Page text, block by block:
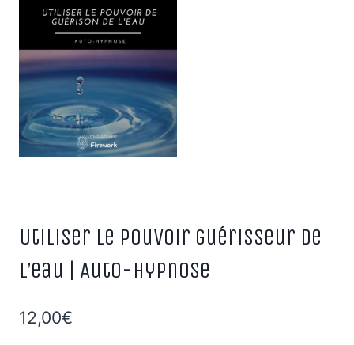
Utiliser le pouvoir guérisseur de
l’eau | Auto-Hypnose
12,00€